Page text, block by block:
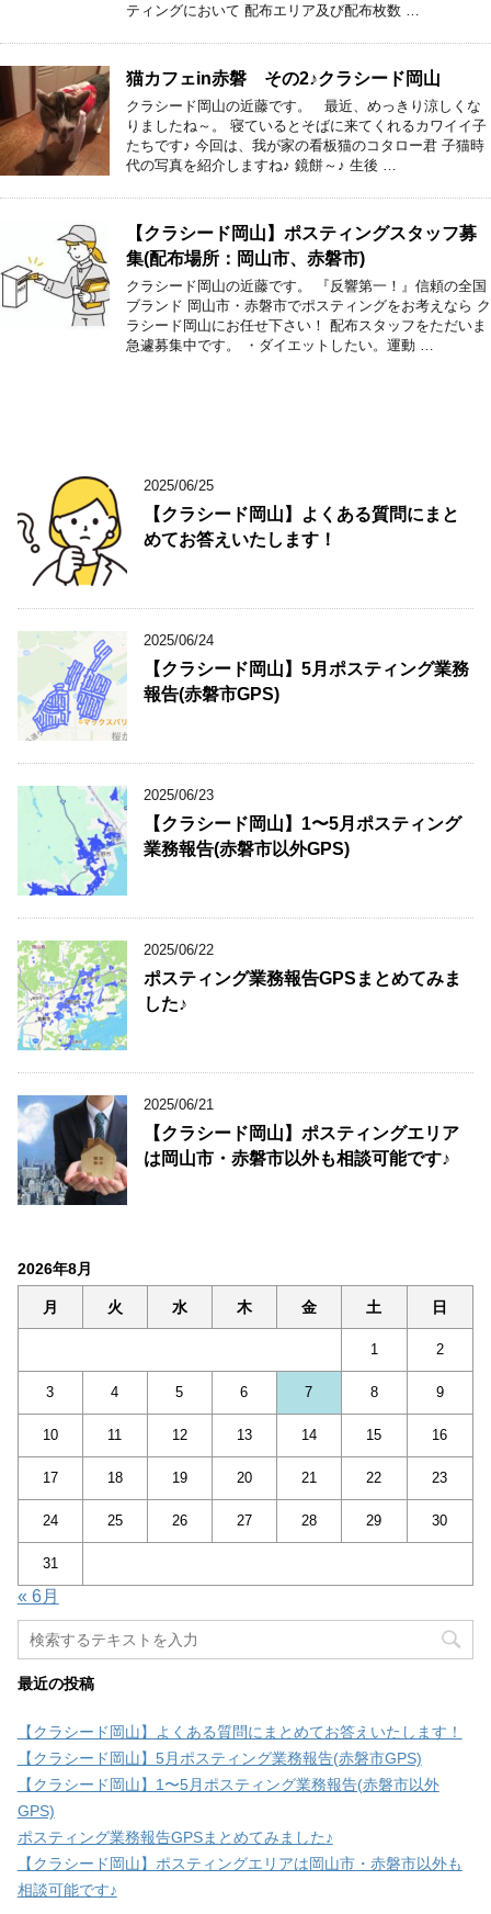
ティングにおいて 配布エリア及び配布枚数 …
猫カフェin赤磐 その2♪クラシード岡山
クラシード岡山の近藤です。 最近、めっきり涼しくな
りましたね～。 寝ているとそばに来てくれるカワイイ子
たちです♪ 今回は、我が家の看板猫のコタロー君 子猫時
代の写真を紹介しますね♪ 鏡餅～♪ 生後 …
【クラシード岡山】ポスティングスタッフ募
集(配布場所：岡山市、赤磐市)
クラシード岡山の近藤です。 『反響第一！』信頼の全国
ブランド 岡山市・赤磐市でポスティングをお考えなら ク
ラシード岡山にお任せ下さい！ 配布スタッフをただいま
急遽募集中です。 ・ダイエットしたい。運動 …
2025/06/25
【クラシード岡山】よくある質問にまと
めてお答えいたします！
2025/06/24
【クラシード岡山】5月ポスティング業務
報告(赤磐市GPS)
2025/06/23
【クラシード岡山】1〜5月ポスティング
業務報告(赤磐市以外GPS)
2025/06/22
ポスティング業務報告GPSまとめてみま
した♪
2025/06/21
【クラシード岡山】ポスティングエリア
は岡山市・赤磐市以外も相談可能です♪
2026年8月
月 火 水 木 金 土 日
1 2
3 4 5 6 7 8 9
10 11 12 13 14 15 16
17 18 19 20 21 22 23
24 25 26 27 28 29 30
31
« 6月
最近の投稿
【クラシード岡山】よくある質問にまとめてお答えいたします！
【クラシード岡山】5月ポスティング業務報告(赤磐市GPS)
【クラシード岡山】1〜5月ポスティング業務報告(赤磐市以外
GPS)
ポスティング業務報告GPSまとめてみました♪
【クラシード岡山】ポスティングエリアは岡山市・赤磐市以外も
相談可能です♪